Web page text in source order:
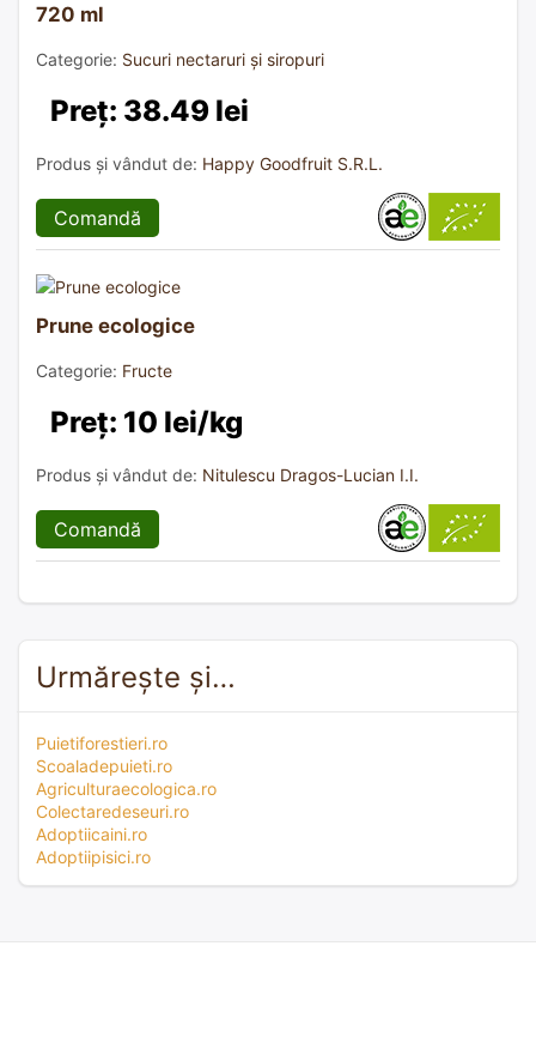
720 ml
Categorie: Sucuri nectaruri și siropuri
Preț: 38.49 lei
Produs și vândut de: Happy Goodfruit S.R.L.
Comandă
Prune ecologice
Categorie: Fructe
Preț: 10 lei/kg
Produs și vândut de: Nitulescu Dragos-Lucian I.I.
Comandă
Urmărește și…
Puietiforestieri.ro
Scoaladepuieti.ro
Agriculturaecologica.ro
Colectaredeseuri.ro
Adoptiicaini.ro
Adoptiipisici.ro